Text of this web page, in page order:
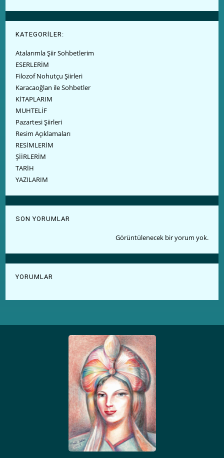
KATEGORİLER:
Atalarımla Şiir Sohbetlerim
ESERLERİM
Filozof Nohutçu Şiirleri
Karacaoğlan ile Sohbetler
KİTAPLARIM
MUHTELİF
Pazartesi Şiirleri
Resim Açıklamaları
RESİMLERİM
ŞİİRLERİM
TARİH
YAZILARIM
SON YORUMLAR
Görüntülenecek bir yorum yok.
YORUMLAR